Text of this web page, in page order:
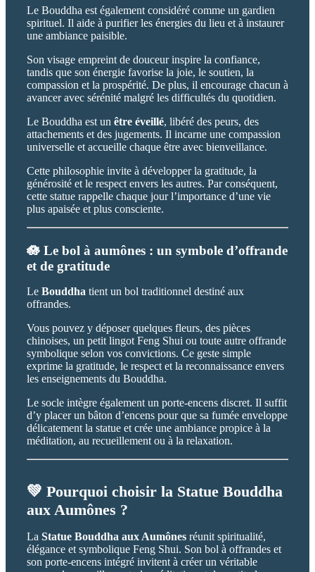
Le Bouddha est également considéré comme un gardien
spirituel. Il aide à purifier les énergies du lieu et à instaurer
une ambiance paisible.
Son visage empreint de douceur inspire la confiance,
tandis que son énergie favorise la joie, le soutien, la
compassion et la prospérité. De plus, il encourage chacun à
avancer avec sérénité malgré les difficultés du quotidien.
Le Bouddha est un être éveillé, libéré des peurs, des
attachements et des jugements. Il incarne une compassion
universelle et accueille chaque être avec bienveillance.
Cette philosophie invite à développer la gratitude, la
générosité et le respect envers les autres. Par conséquent,
cette statue rappelle chaque jour l’importance d’une vie
plus apaisée et plus consciente.
🪷 Le bol à aumônes : un symbole d’offrande
et de gratitude
Le Bouddha tient un bol traditionnel destiné aux
offrandes.
Vous pouvez y déposer quelques fleurs, des pièces
chinoises, un petit lingot Feng Shui ou toute autre offrande
symbolique selon vos convictions. Ce geste simple
exprime la gratitude, le respect et la reconnaissance envers
les enseignements du Bouddha.
Le socle intègre également un porte-encens discret. Il suffit
d’y placer un bâton d’encens pour que sa fumée enveloppe
délicatement la statue et crée une ambiance propice à la
méditation, au recueillement ou à la relaxation.
💚 Pourquoi choisir la Statue Bouddha
aux Aumônes ?
La Statue Bouddha aux Aumônes réunit spiritualité,
élégance et symbolique Feng Shui. Son bol à offrandes et
son porte-encens intégré invitent à créer un véritable